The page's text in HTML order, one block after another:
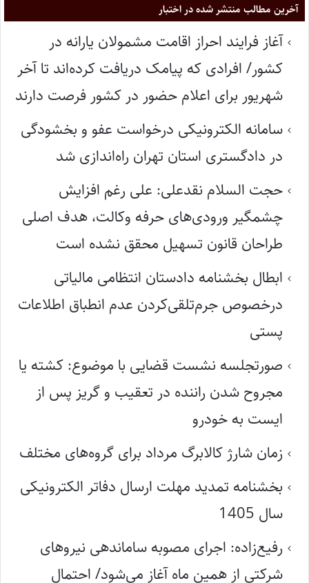
آخرین مطالب منتشر شده در اختبار
آغاز فرایند احراز اقامت مشمولان یارانه در
کشور/ افرادی که پیامک دریافت کرده‌اند تا آخر
شهریور برای اعلام حضور در کشور فرصت دارند
سامانه الکترونیکی درخواست عفو و بخشودگی
در دادگستری استان تهران راه‌اندازی شد
حجت السلام نقدعلی: علی رغم افزایش
چشمگیر ورودی‌های حرفه وکالت، هدف اصلی
طراحان قانون تسهیل محقق نشده است
ابطال بخشنامه دادستان انتظامی مالیاتی
درخصوص جرم‌تلقی‌کردن عدم انطباق اطلاعات
پستی
صورتجلسه نشست قضایی با موضوع: کشته یا
مجروح شدن راننده در تعقیب و گریز پس از
ایست به خودرو
زمان شارژ کالابرگ مرداد برای گروه‌های مختلف
بخشنامه تمدید مهلت ارسال دفاتر الکترونیکی
سال 1405
رفیع‌زاده: اجرای مصوبه ساماندهی نیروهای
شرکتی از همین ماه آغاز می‌شود/ احتمال